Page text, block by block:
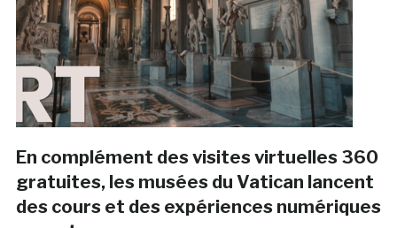
En complément des visites virtuelles 360
gratuites, les musées du Vatican lancent
des cours et des expériences numériques